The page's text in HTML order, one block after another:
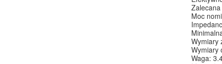
Moc
Wymiary
Wymiary
Waga: